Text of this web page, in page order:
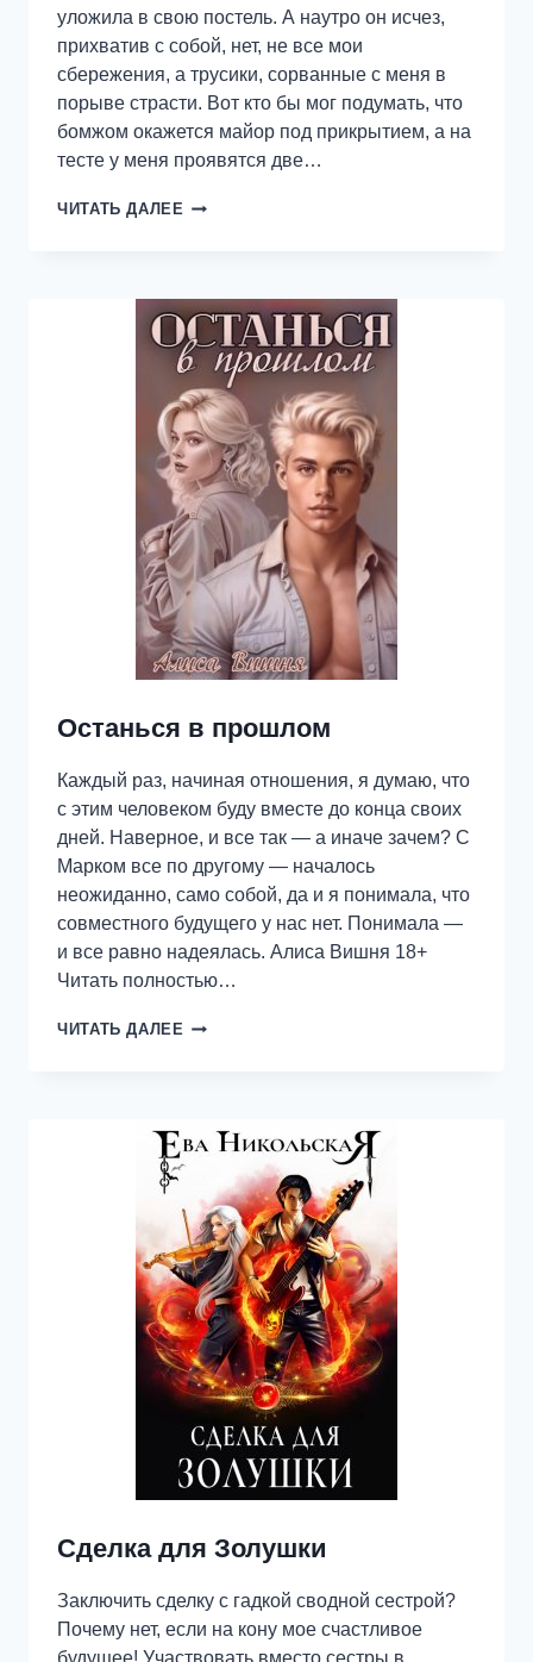
уложила в свою постель. А наутро он исчез,
прихватив с собой, нет, не все мои
сбережения, а трусики, сорванные с меня в
порыве страсти. Вот кто бы мог подумать, что
бомжом окажется майор под прикрытием, а на
тесте у меня проявятся две…
ЧИТАТЬ ДАЛЕЕ ДВЕ
Останься в прошлом
Каждый раз, начиная отношения, я думаю, что
с этим человеком буду вместе до конца своих
дней. Наверное, и все так — а иначе зачем? С
Марком все по другому — началось
неожиданно, само собой, да и я понимала, что
совместного будущего у нас нет. Понимала —
и все равно надеялась. Алиса Вишня 18+
Читать полностью…
ЧИТАТЬ ДАЛЕЕ ОСТАНЬСЯ
Сделка для Золушки
Заключить сделку с гадкой сводной сестрой?
Почему нет, если на кону мое счастливое
будущее! Участвовать вместо сестры в